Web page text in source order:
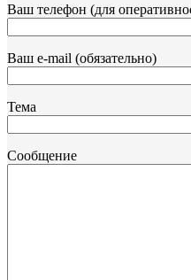
Ваш телефон (для
Ваш e-mail (обязательно)
Тема
Сообщение